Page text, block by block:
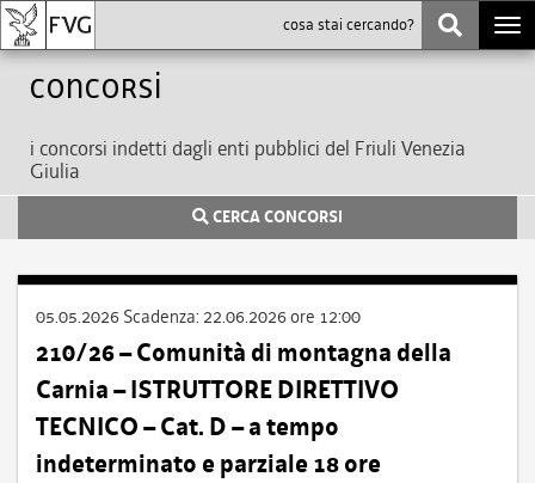
Concorsi
i concorsi indetti dagli enti pubblici del Friuli Venezia
Giulia
CERCA CONCORSI
05.05.2026 Scadenza: 22.06.2026 ore 12:00
210/26 – Comunità di montagna della
Carnia – ISTRUTTORE DIRETTIVO
TECNICO – Cat. D – a tempo
indeterminato e parziale 18 ore